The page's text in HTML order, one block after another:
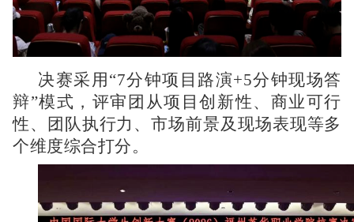
决赛采用“7分钟项目路演+5分钟现场答
辩”模式，评审团从项目创新性、商业可行
性、团队执行力、市场前景及现场表现等多
个维度综合打分。